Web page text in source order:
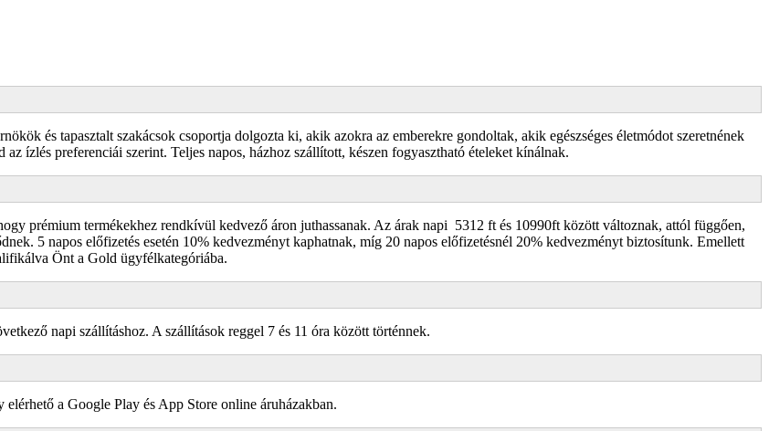
és tapasztalt szakácsok csoportja dolgozta ki, akik azokra az emberekre gondoltak, akik egészséges életmódot szeretnének
ízlés preferenciái szerint. Teljes napos, házhoz szállított, készen fogyasztható ételeket kínálnak.
prémium termékekhez rendkívül kedvező áron juthassanak. Az árak napi 5312 ft és 10990ft között változnak, attól függően,
5 napos előfizetés esetén 10% kedvezményt kaphatnak, míg 20 napos előfizetésnél 20% kedvezményt biztosítunk. Emellett
Önt a Gold ügyfélkategóriába.
napi szállításhoz. A szállítások reggel 7 és 11 óra között történnek.
a Google Play és App Store online áruházakban.